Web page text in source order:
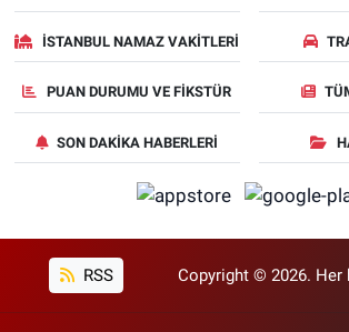
İSTANBUL NAMAZ VAKITLERI
PUAN DURUMU VE FIKSTÜR
SON DAKIKA HABERLERI
RSS Copyright © 2026. Her